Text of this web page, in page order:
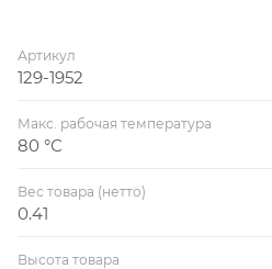
Артикул
129-1952
Макс. рабочая температура
80 °С
Вес товара (нетто)
0.41
Высота товара